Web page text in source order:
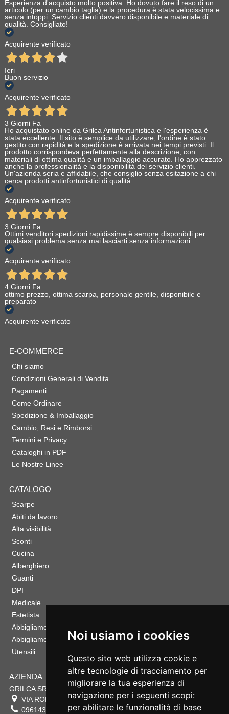
Noi usiamo i cookies
Questo sito web utilizza cookie e
altre tecnologie di tracciamento per
migliorare la tua esperienza di
navigazione per i seguenti scopi:
per abilitare le funzionalità di base
Esperienza d'acquisto molto positiva. Ho dovuto fare il reso di un
articolo (per un cambio taglia) e la procedura è stata velocissima e
senza intoppi. Servizio clienti davvero disponibile e materiale di
qualità. Consigliato!
Acquirente verificato
Ieri
Buon servizio
Acquirente verificato
3 Giorni Fa
Ho acquistato online da Grilca Antinfortunistica e l'esperienza è
stata eccellente. Il sito è semplice da utilizzare, l'ordine è stato
gestito con rapidità e la spedizione è arrivata nei tempi previsti. Il
prodotto corrispondeva perfettamente alla descrizione, con
materiali di ottima qualità e un imballaggio accurato. Ho apprezzato
anche la professionalità e la disponibilità del servizio clienti.
Un'azienda seria e affidabile, che consiglio senza esitazione a chi
cerca prodotti antinfortunistici di qualità.
Acquirente verificato
3 Giorni Fa
Ottimi venditori spedizioni rapidissime è sempre disponibili per
qualsiasi problema senza mai lasciarti senza informazioni
Acquirente verificato
4 Giorni Fa
ottimo prezzo, ottima scarpa, personale gentile, disponibile e
preparato
Acquirente verificato
E-COMMERCE
Chi siamo
Condizioni Generali di Vendita
Pagamenti
Come Ordinare
Spedizione & Imballaggio
Cambio, Resi e Rimborsi
Termini e Privacy
Cataloghi in PDF
Le Nostre Linee
CATALOGO
Scarpe
Abiti da lavoro
Alta visibilità
Sconti
Cucina
Alberghiero
Guanti
DPI
Medicale
Estetista
Abbigliamento Sportivo
Abbigliamento Bambino
Utensili
AZIENDA
GRILCA SRL
VIA ROMA 180 88054 SERSALE CZ
0961432177